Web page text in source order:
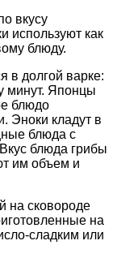
вкусу
используют как
блюду.
в долгой варке:
минут. Японцы
блюдо
Эноки кладут в
блюда с
блюда грибы
им объем и
на сковороде
на
сладким или